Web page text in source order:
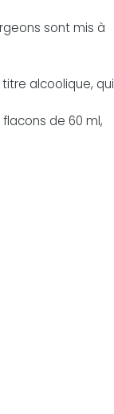
sont mis à
alcoolique, qui
de 60 ml,